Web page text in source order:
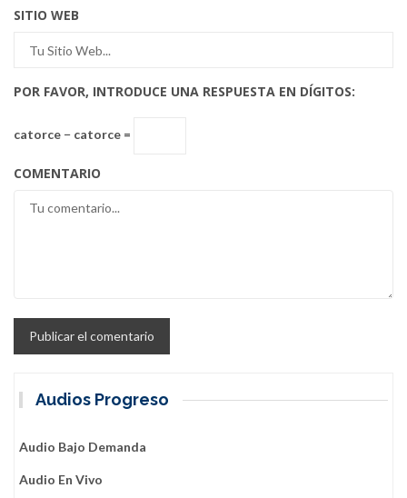
SITIO WEB
POR FAVOR, INTRODUCE UNA RESPUESTA EN DÍGITOS:
catorce − catorce =
COMENTARIO
Audios Progreso
Audio Bajo Demanda
Audio En Vivo